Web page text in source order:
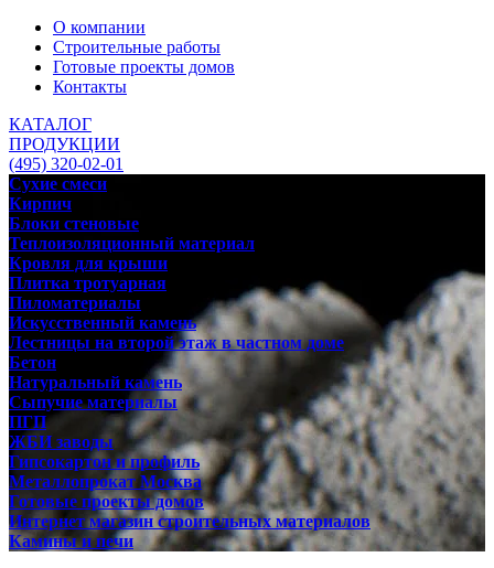
О компании
Строительные работы
Готовые проекты домов
Контакты
КАТАЛОГ
ПРОДУКЦИИ
(495) 320-02-01
Сухие смеси
Кирпич
Блоки стеновые
Теплоизоляционный материал
Кровля для крыши
Плитка тротуарная
Пиломатериалы
Искусственный камень
Лестницы на второй этаж в частном доме
Бетон
Натуральный камень
Сыпучие материалы
ПГП
ЖБИ заводы
Гипсокартон и профиль
Металлопрокат Москва
Готовые проекты домов
Интернет магазин строительных материалов
Камины и печи